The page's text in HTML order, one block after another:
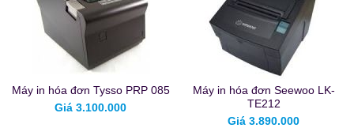
Máy in hóa đơn Tysso PRP 085
Giá 3.100.000
Máy in hóa đơn Seewoo LK-
TE212
Giá 3.890.000